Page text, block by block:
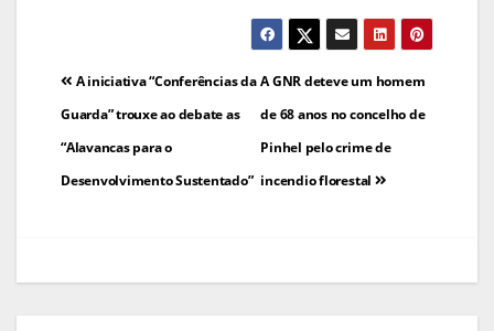
Navegação
de
artigos
A GNR deteve um homem
de 68 anos no concelho de
Pinhel pelo crime de
incendio florestal
A iniciativa “Conferências da
Guarda” trouxe ao debate as
“Alavancas para o
Desenvolvimento Sustentado”